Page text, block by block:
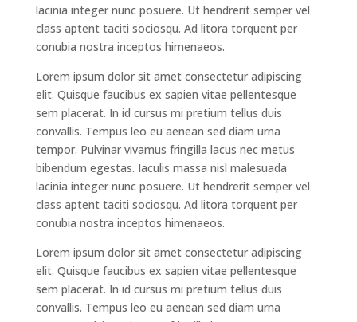
lacinia integer nunc posuere. Ut hendrerit semper vel
class aptent taciti sociosqu. Ad litora torquent per
conubia nostra inceptos himenaeos.
Lorem ipsum dolor sit amet consectetur adipiscing
elit. Quisque faucibus ex sapien vitae pellentesque
sem placerat. In id cursus mi pretium tellus duis
convallis. Tempus leo eu aenean sed diam urna
tempor. Pulvinar vivamus fringilla lacus nec metus
bibendum egestas. Iaculis massa nisl malesuada
lacinia integer nunc posuere. Ut hendrerit semper vel
class aptent taciti sociosqu. Ad litora torquent per
conubia nostra inceptos himenaeos.
Lorem ipsum dolor sit amet consectetur adipiscing
elit. Quisque faucibus ex sapien vitae pellentesque
sem placerat. In id cursus mi pretium tellus duis
convallis. Tempus leo eu aenean sed diam urna